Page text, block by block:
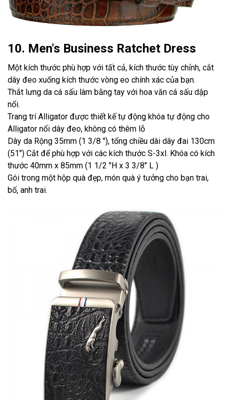
10. Men's Business Ratchet Dress
Một kích thước phù hợp với tất cả, kích thước tùy chỉnh, cắt
dây đeo xuống kích thước vòng eo chính xác của bạn.
Thắt lưng da cá sấu làm bằng tay với hoa văn cá sấu dập
nổi.
Trang trí Alligator được thiết kế tự động khóa tự động cho
Alligator nổi dây đeo, không có thêm lỗ
Dây da Rộng 35mm (1 3/8 "), tổng chiều dài dây đai 130cm
(51") Cắt để phù hợp với các kích thước S-3xl. Khóa có kích
thước 40mm x 85mm (1 1/2 "H x 3 3/8" L )
Gói trong một hộp quà đẹp, món quà ý tưởng cho bạn trai,
bố, anh trai.